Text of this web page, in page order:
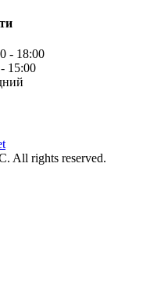
- 18:00
15:00
All rights reserved.